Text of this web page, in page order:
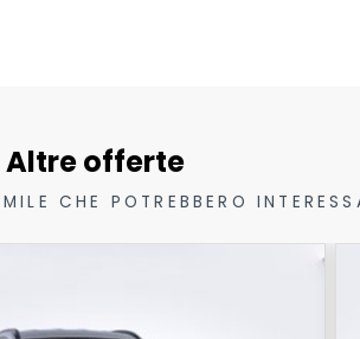
Altre offerte
CHE POTREBBERO